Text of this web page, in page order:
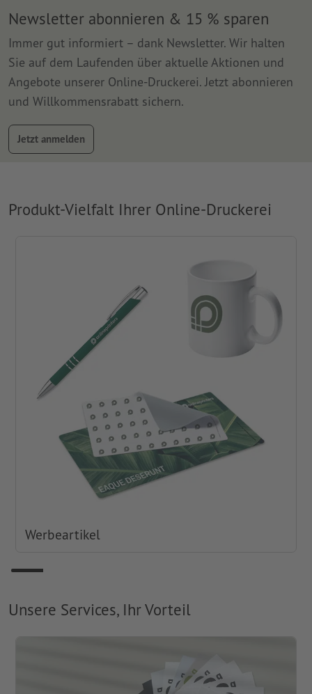
Newsletter abonnieren & 15 % sparen
Immer gut informiert – dank Newsletter. Wir halten
Sie auf dem Laufenden über aktuelle Aktionen und
Angebote unserer Online-Druckerei. Jetzt abonnieren
und Willkommensrabatt sichern.
Jetzt anmelden
Produkt-Vielfalt Ihrer Online-Druckerei
Werbeartikel
Unsere Services, Ihr Vorteil